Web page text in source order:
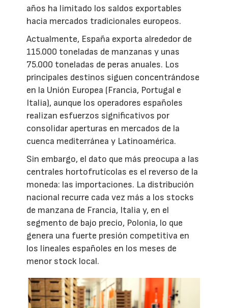
años ha limitado los saldos exportables
hacia mercados tradicionales europeos.
Actualmente, España exporta alrededor de
115.000 toneladas de manzanas y unas
75.000 toneladas de peras anuales. Los
principales destinos siguen concentrándose
en la Unión Europea (Francia, Portugal e
Italia), aunque los operadores españoles
realizan esfuerzos significativos por
consolidar aperturas en mercados de la
cuenca mediterránea y Latinoamérica.
Sin embargo, el dato que más preocupa a las
centrales hortofrutícolas es el reverso de la
moneda: las importaciones. La distribución
nacional recurre cada vez más a los stocks
de manzana de Francia, Italia y, en el
segmento de bajo precio, Polonia, lo que
genera una fuerte presión competitiva en
los lineales españoles en los meses de
menor stock local.